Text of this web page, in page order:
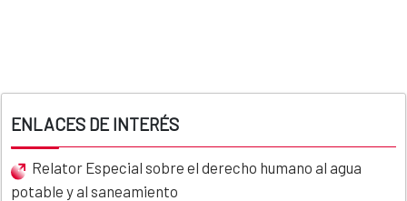
ENLACES DE INTERÉS
Relator Especial sobre el derecho humano al agua
potable y al saneamiento